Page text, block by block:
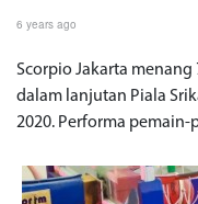
6 years ago
Scorpio Jakarta menang
dalam lanjutan Piala
2020. Performa pemain-